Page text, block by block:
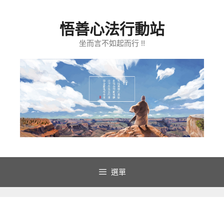
悟善心法行動站
坐而言不如起而行 !!
選單